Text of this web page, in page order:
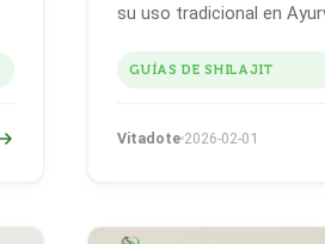
su uso tradicional en
tipos de Shilajit
forma correcta puede ser
GUÍAS DE SHILAJIT
Vitadote 2026-02-01